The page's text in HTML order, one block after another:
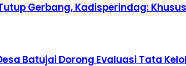
Gerbang, Kadisperindag:
Batujai Dorong Evaluasi Tata